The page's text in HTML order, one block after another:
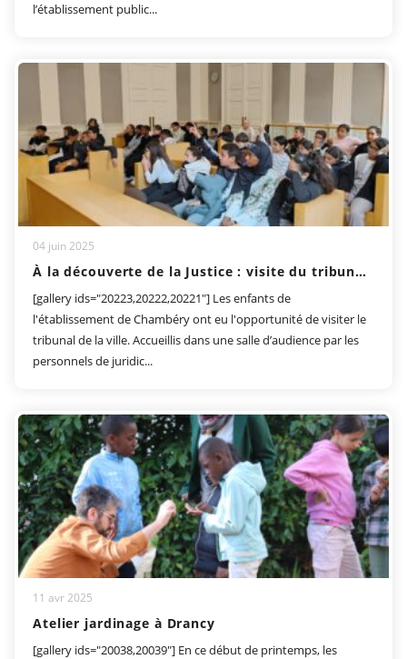
l’établissement public...
04 juin 2025
À la découverte de la Justice : visite du tribunal de Chambéry
[gallery ids="20223,20222,20221"] Les enfants de
l'établissement de Chambéry ont eu l'opportunité de visiter le
tribunal de la ville. Accueillis dans une salle d’audience par les
personnels de juridic...
11 avr 2025
Atelier jardinage à Drancy
[gallery ids="20038,20039"] En ce début de printemps, les